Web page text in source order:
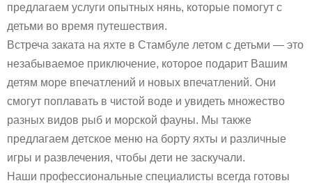
предлагаем услуги опытных нянь, которые помогут с
детьми во время путешествия.
Встреча заката на яхте в Стамбуле летом с детьми — это
незабываемое приключение, которое подарит Вашим
детям море впечатлений и новых впечатлений. Они
смогут поплавать в чистой воде и увидеть множество
разных видов рыб и морской фауны. Мы также
предлагаем детское меню на борту яхты и различные
игры и развлечения, чтобы дети не заскучали.
Наши профессиональные специалисты всегда готовы